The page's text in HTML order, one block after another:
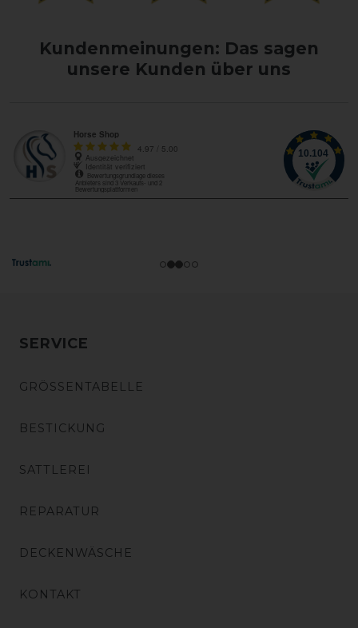
Kundenmeinungen: Das sagen
unsere Kunden über uns
SERVICE
GRÖSSENTABELLE
BESTICKUNG
SATTLEREI
REPARATUR
DECKENWÄSCHE
KONTAKT